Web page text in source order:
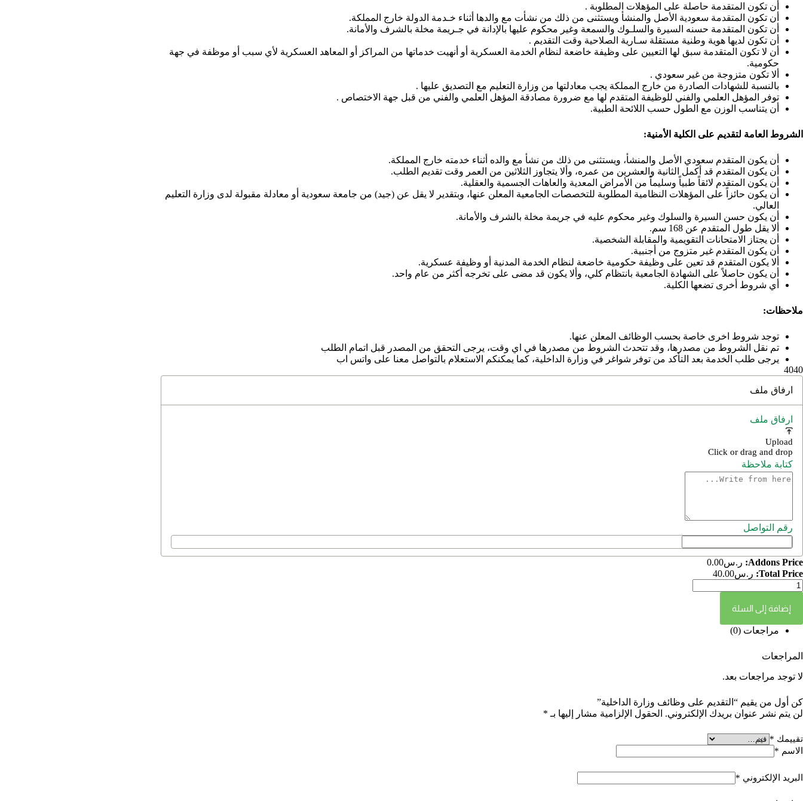
أن تكون المتقدمة حاصلة على المؤهلات المطلوبة .
أن تكون المتقدمة سعودية الأصل والمنشأ ويستثنى من ذلك من نشأت مع والدها أثناء خـدمة الدولة خارج المملكة.
أن تكون المتقدمة حسنه السيرة والسلـوك والسمعة وغير محكوم عليها بالإدانة في جـريمة مخلة بالشرف والأمانة.
أن تكون لديها هوية وطنية مستقلة سـارية الصلاحية وقت التقديم .
أن لا تكون المتقدمة سبق لها التعيين على وظيفة خاضعة لنظام الخدمة العسكرية أو أنهيت خدماتها من المراكز أو المعاهد العسكرية لأي سبب أو موظفة في جهة
حكومية.
ألا تكون متزوجة من غير سعودي .
بالنسبة للشهادات الصادرة من خارج المملكة يجب معادلتها من وزارة التعليم مع التصديق عليها .
توفر المؤهل العلمي والفني للوظيفة المتقدم لها مع ضرورة مصادقة المؤهل العلمي والفني من قبل جهة الاختصاص .
أن يتناسب الوزن مع الطول حسب اللائحة الطبية.
الشروط العامة لتقديم على الكلية الأمنية:
أن يكون المتقدم سعودي الأصل والمنشأ، ويستثنى من ذلك من نشأ مع والده أثناء خدمته خارج المملكة.
أن يكون المتقدم قد أكمل الثانية والعشرين من عمره، وألا يتجاوز الثلاثين من العمر وقت تقديم الطلب.
أن يكون المتقدم لائقاً طبياً وسليماً من الأمراض المعدية والعاهات الجسمية والعقلية.
أن يكون حائزاً على المؤهلات النظامية المطلوبة للتخصصات الجامعية المعلن عنها، وبتقدير لا يقل عن (جيد) من جامعة سعودية أو معادلة مقبولة لدى وزارة التعليم
العالي.
أن يكون حسن السيرة والسلوك وغير محكوم عليه في جريمة مخلة بالشرف والأمانة.
ألا يقل طول المتقدم عن 168 سم.
أن يجتاز الامتحانات التقويمية والمقابلة الشخصية.
أن يكون المتقدم غير متزوج من أجنبية.
ألا يكون المتقدم قد تعين على وظيفة حكومية خاضعة لنظام الخدمة المدنية أو وظيفة عسكرية.
أن يكون حاصلاً على الشهادة الجامعية بانتظام كلي، وألا يكون قد مضى على تخرجه أكثر من عام واحد.
أي شروط أخرى تضعها الكلية.
ملاحظات:
توجد شروط اخرى خاصة بحسب الوظائف المعلن عنها.
تم نقل الشروط من مصدرها، وقد تتحدث الشروط من مصدرها في اي وقت، يرجى التحقق من المصدر قبل اتمام الطلب
يرجى طلب الخدمة بعد التأكد من توفر شواغر في وزارة الداخلية، كما يمكنكم الاستعلام بالتواصل معنا على واتس اب
4040
ارفاق ملف
ارفاق ملف
Upload
Click or drag and drop
كتابة ملاحظة
رقم التواصل
Addons Price: ر.س0.00
Total Price: ر.س40.00
إضافة إلى السلة
مراجعات (0)
المراجعات
لا توجد مراجعات بعد.
كن أول من يقيم “التقديم على وظائف وزارة الداخلية”
لن يتم نشر عنوان بريدك الإلكتروني. الحقول الإلزامية مشار إليها بـ *
تقييمك *
الاسم *
البريد الإلكتروني *